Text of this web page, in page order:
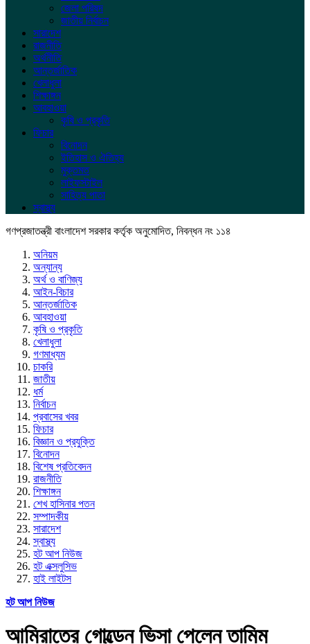
জেলা পরিষদ
জাতীয় নির্বাচন
সারাদেশ
রাজনীতি
অর্থনীতি
আন্তর্জাতিক
খেলাধুলা
শিক্ষাঙ্গন
আবহাওয়া
কৃষি ও প্রকৃতি
ফিচার
বিনোদন
ইতিহাস ও ঐতিহ্য
মুক্তমত
লাইফস্টাইল
সাহিত্য পাতা
স্বাস্থ্য
গণপ্রজাতন্ত্রী বাংলাদেশ সরকার কর্তৃক অনুমোদিত, নিবন্ধন নং ১১৪
অনিয়ম
অন্যান্য
অর্থ ও বাণিজ্য
আইন-বিচার
আন্তর্জাতিক
আবহাওয়া
কৃষি ও প্রকৃতি
খেলাধুলা
গণমাধ্যম
চাকরি
জাতীয়
ধর্ম
নির্বাচন
প্রবাসের খবর
ফিচার
বিজ্ঞান ও প্রযুক্তি
বিনোদন
বিশেষ প্রতিবেদন
রাজনীতি
শিক্ষাঙ্গন
শেখ হাসিনার পতন
সম্পাদকীয়
সারাদেশ
স্বাস্থ্য
হট আপ নিউজ
হট এক্সলুসিভ
হাই লাইটস
হট আপ নিউজ
আমিরাতের গোল্ডেন ভিসা পেলেন তামিম